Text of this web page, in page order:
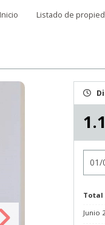
Inicio Listado de
Total
Junio